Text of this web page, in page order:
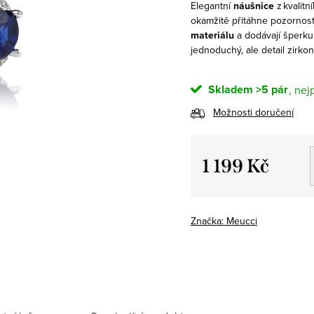
Elegantnínáušnice z
okamžitě přitáhne
materiálu a dodávají
jednoduchý, ale detail
Skladem >5 pár
Možnosti doručení
1 199 Kč
Značka: Meucci